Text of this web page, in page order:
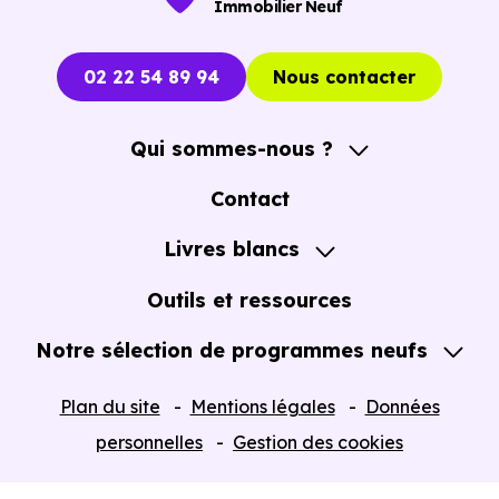
Immobilier Neuf
02 22 54 89 94 Nous contacter
Qui sommes-nous ?
A propos
Contact
Livres blancs
Guide de l'Achat immobilier neuf en VEFA
Outils et ressources
Notre sélection de programmes neufs
Plan du site Mentions légales
Données
personnelles
Gestion des cookies